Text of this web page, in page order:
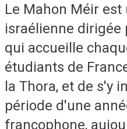
Le Mahon Méir est
israélienne dirigée
qui accueille
étudiants de
la Thora, et de s'y
période d'une
francophone,